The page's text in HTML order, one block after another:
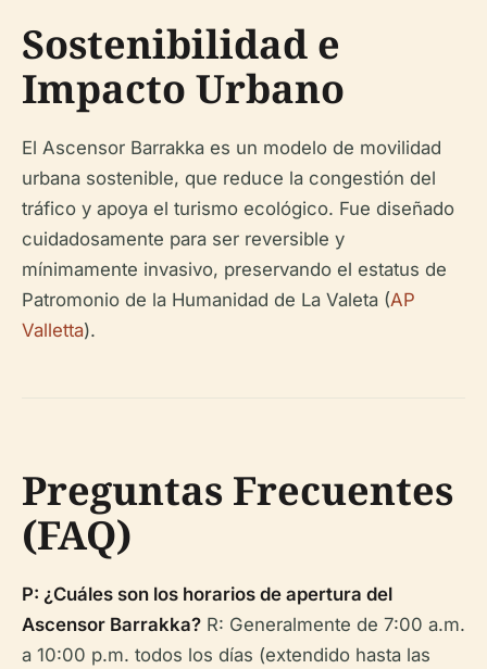
Sostenibilidad e
Impacto Urbano
El Ascensor Barrakka es un modelo de movilidad
urbana sostenible, que reduce la congestión del
tráfico y apoya el turismo ecológico. Fue diseñado
cuidadosamente para ser reversible y
mínimamente invasivo, preservando el estatus de
Patromonio de la Humanidad de La Valeta (AP
Valletta).
Preguntas Frecuentes
(FAQ)
P: ¿Cuáles son los horarios de apertura del
Ascensor Barrakka? R: Generalmente de 7:00 a.m.
a 10:00 p.m. todos los días (extendido hasta las